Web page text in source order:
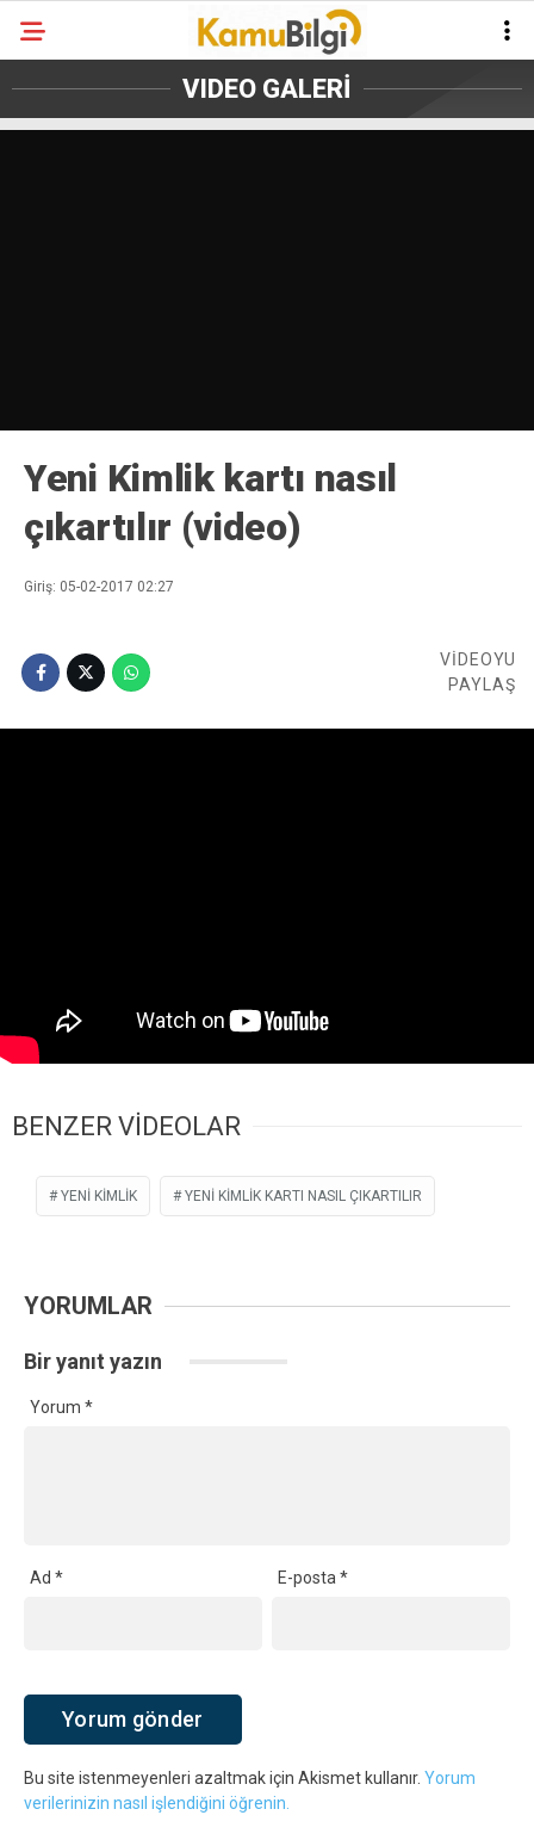
VIDEO GALERİ
Yeni Kimlik kartı nasıl
çıkartılır (video)
Giriş: 05-02-2017 02:27
VİDEOYU
PAYLAŞ
BENZER VİDEOLAR
YENI KIMLIK YENI KIMLIK KARTI NASIL ÇIKARTILIR
YORUMLAR
Bir yanıt yazın
Yorum *
Ad * E-posta*
Bu site istenmeyenleri azaltmak için Akismet kullanır. Yorum
verilerinizin nasıl işlendiğini öğrenin.